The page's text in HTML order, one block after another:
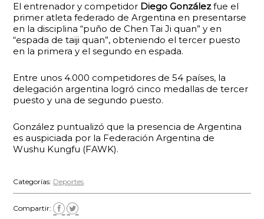
El entrenador y competidor Diego Gonzálezfue el
primer atleta federado de Argentina en presentarse
en la disciplina “puño de Chen Tai Ji quan” y en
“espada de taiji quan”, obteniendo el tercer puesto
en la primera y el segundo en espada.
Entre unos 4.000 competidores de 54 países, la
delegación argentina logró cinco medallas de tercer
puesto y una de segundo puesto.
González puntualizó que la presencia de Argentina
es auspiciada por la Federación Argentina de
Wushu Kungfu (FAWK).
Categorías: Deportes
Compartir: